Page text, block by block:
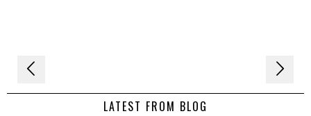
Navigation
de LATEST FROM BLOG